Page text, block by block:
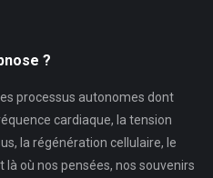
?
processus autonomes dont
cardiaque, la tension
la régénération cellulaire, le
où nos pensées, nos souvenirs